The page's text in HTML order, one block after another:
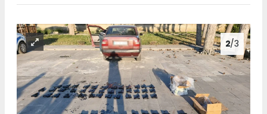
2/3